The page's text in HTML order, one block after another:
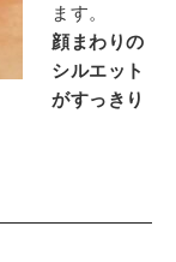
ます。
顔まわりの
シルエット
がすっきり